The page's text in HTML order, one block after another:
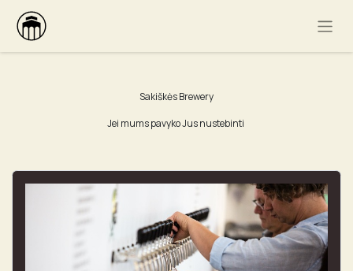
Sakiškės Brewery
Jei mums pavyko Jus nustebinti